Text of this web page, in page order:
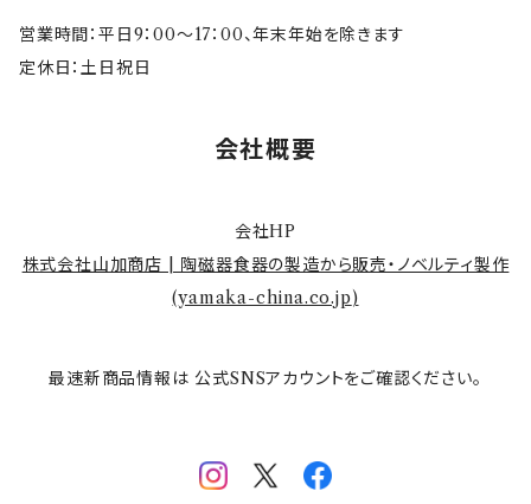
営業時間：平日9：00～17：00、年末年始を除きます
定休日：土日祝日
会社概要
会社HP
株式会社山加商店 | 陶磁器食器の製造から販売・ノベルティ製作
(yamaka-china.co.jp)
最速新商品情報は 公式SNSアカウントをご確認ください。